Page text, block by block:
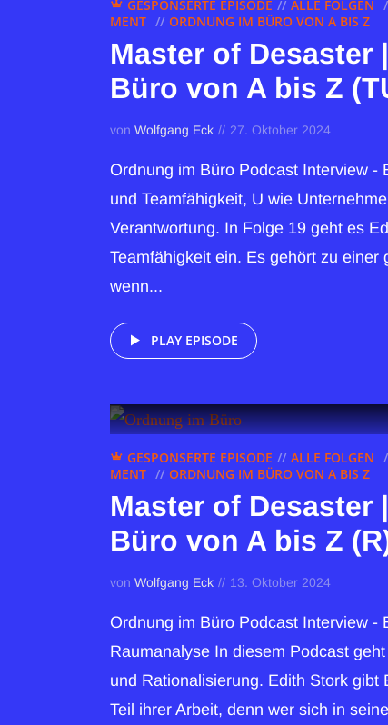
GESPONSERTE EPISODE
ALLE FOLGEN
MENT
ORDNUNG IM BÜRO VON A BIS Z
Master of Desaster
Büro von A bis Z
von Wolfgang Eck 27. Oktober 2024
Ordnung im Büro Podcast Interview -
und Teamfähigkeit, U wie
Verantwortung. In Folge 19 geht es
Teamfähigkeit ein. Es gehört zu einer
wenn...
PLAY EPISODE
GESPONSERTE EPISODE
ALLE FOLGEN
MENT
ORDNUNG IM BÜRO VON A BIS Z
Master of Desaster
Büro von A bis Z
von Wolfgang Eck 13. Oktober 2024
Ordnung im Büro Podcast Interview -
Raumanalyse In diesem Podcast
und Rationalisierung. Edith Stork gibt
Teil ihrer Arbeit, denn wer sich in